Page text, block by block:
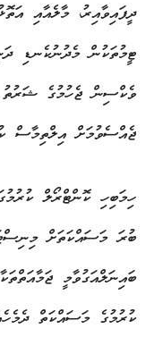
ދީފައިވާއިރު، މާލެއާއި
ޓީމުތަކުން މެދުނުކެނޑި
ވެކްސިން ޖެހުމުގެ
ޖެއްސެވުމަށް އިލްތިމާސް
ހިމަބިހި ކޮންޓްރޯލް
ބުރަ މަސައްކަތަށް
ބައިނަލްއަގުވާމީ
ކުރުމުގެ މަސައްކަތް